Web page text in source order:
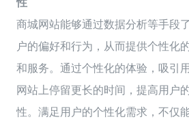
商城网站能够通过数据分析等手段
户的偏好和行为，从而提供个性化
和服务。通过个性化的体验，吸引
网站上停留更长的时间，提高用户
性。满足用户的个性化需求，不仅